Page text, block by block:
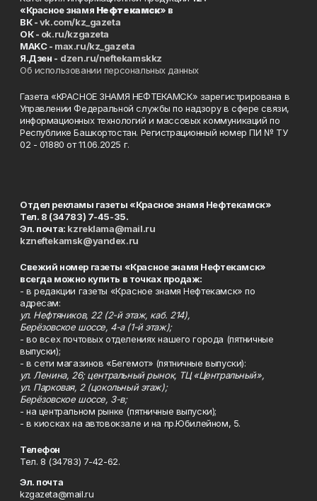
«Красное знамя Нефтекамск» в
ВК -vk.com/kz_gazeta
ОК - ok.ru/kzgazeta
MAKC - max.ru/kz_gazeta
Я.Дзен - dzen.ru/neftekamskkz
Об использовании персональных данных
Газета «КРАСНОЕ ЗНАМЯ НЕФТЕКАМСК» зарегистрирована в
Управлении Федеральной службы по надзору в сфере связи,
информационных технологий и массовых коммуникаций по
Республике Башкортостан. Регистрационный номер ПИ № ТУ
02 - 01880 от 11.06.2025 г.
Отдел рекламы газеты «Красное знамя Нефтекамск»
Тел. 8 (34783) 7-45-35.
Эл. почта: kzreklama@mail.ru
kzneftekamsk@yandex.ru
Свежий номер газеты «Красное знамя Нефтекамск»
всегда можно купить в точках продаж:
- в редакции газеты «Красное знамя Нефтекамск» по
адресам:
ул. Нефтяников, 22 (2-й этаж, каб. 214),
Берёзовское шоссе, 4-а (1-й этаж);
- во всех почтовых отделениях нашего города (пятничные
выпуски);
- в сети магазинов «Бегемот» (пятничные выпуски):
ул. Ленина, 26; центральный рынок, ТЦ «Центральный»,
ул. Парковая, 2 (цокольный этаж);
Берёзовское шоссе, 3-в;
- на центральном рынке (пятничные выпуски);
- в киосках на автовокзале и на пр.Юбилейном, 5.
Телефон
Тел. 8 (34783) 7-42-62.
Эл. почта
kzgazeta@mail.ru